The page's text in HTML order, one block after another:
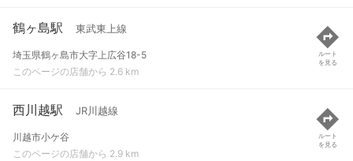
鶴ヶ島駅 東武東上線
埼玉県鶴ヶ島市大字上広谷18-5
このページの店舗から 2.6 km
ルート
を見る
西川越駅 JR川越線
川越市小ケ谷
このページの店舗から 2.9 km
ルート
を見る